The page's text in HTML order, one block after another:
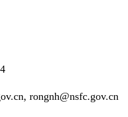
rongnh@nsfc.gov.cn